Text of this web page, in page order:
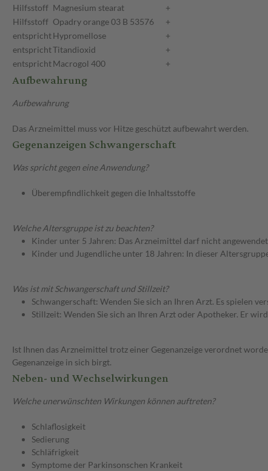
Hilfsstoff Magnesium stearat
+
Hilfsstoff Opadry orange 03 B 53576
+
entsprichtHypromellose
+
entsprichtTitandioxid
+
entsprichtMacrogol 400 +
Aufbewahrung
Aufbewahrung
Das Arzneimittel muss vor Hitze geschützt aufbewahrt werden.
Gegenanzeigen Schwangerschaft
Was spricht gegen eine Anwendung?
Überempfindlichkeit gegen die Inhaltsstoffe
Welche Altersgruppe ist zu beachten?
Kinder unter 5 Jahren: Das Arzneimittel darf nicht
Kinder und Jugendliche unter 18 Jahren: In dieser
Was ist mit Schwangerschaft und Stillzeit?
Schwangerschaft: Wenden Sie sich an Ihren Arzt. Es spielen
Stillzeit: Wenden Sie sich an Ihren Arzt oder Apotheker. Er
Ist Ihnen das Arzneimittel trotz einer Gegenanzeige verordnet
Gegenanzeige in sich birgt.
Neben- und Wechselwirkungen
Welche unerwünschten Wirkungen können auftreten?
Schlaflosigkeit
Sedierung
Schläfrigkeit
Symptome der Parkinsonschen Krankeit